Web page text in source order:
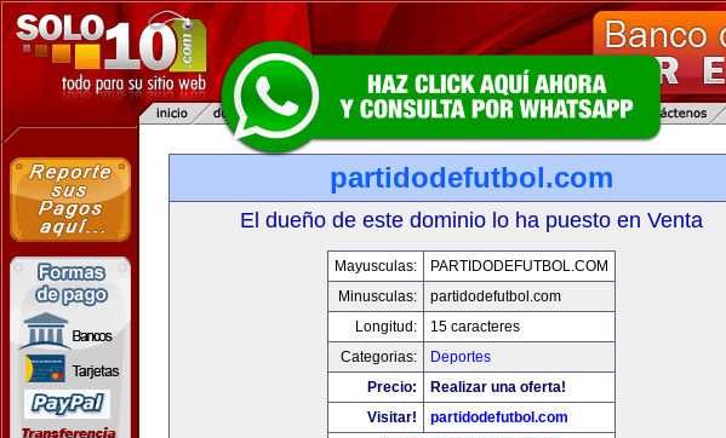
partidodefutbol.com
El dueño de este dominio lo ha puesto en Venta
Mayusculas:
PARTIDODEFUTBOL.COM
Minusculas:
partidodefutbol.com
Longitud:
15 caracteres
Categorias:
Deportes
Precio:
Realizar una oferta!
Visitar!
partidodefutbol.com